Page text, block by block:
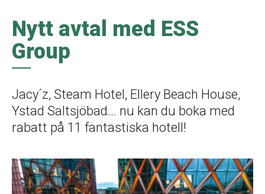
Nytt avtal med ESS
Group
Jacy´z, Steam Hotel, Ellery Beach House,
Ystad Saltsjöbad... nu kan du boka med
rabatt på 11 fantastiska hotell!